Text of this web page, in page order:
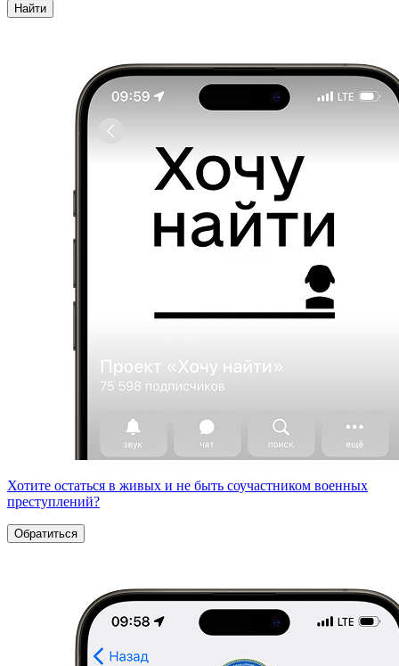
Найти
Хотите остаться в живых и не быть соучастником военных
преступлений?
Обратиться